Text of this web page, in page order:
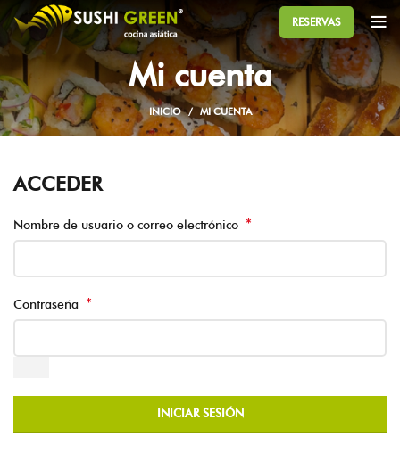
RESERVAS
Mi cuenta
INICIO MI CUENTA
ACCEDER
Nombre de usuario o correo electrónico *
Contraseña *
INICIAR SESIÓN